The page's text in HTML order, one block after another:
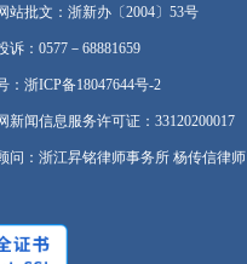
站批文：浙新办〔2004〕53号
诉：0577－68881659
：浙ICP备18047644号-2
新闻信息服务许可证：33120200017
问：浙江昇铭律师事务所 杨传信律师